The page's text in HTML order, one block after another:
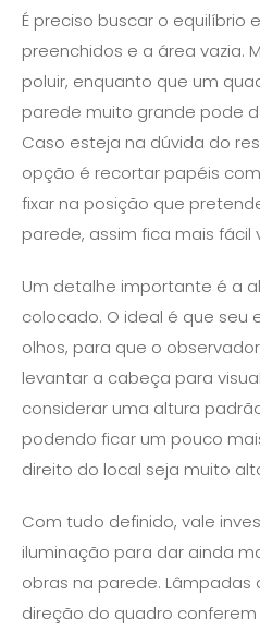
É preciso buscar o equilíbrio
preenchidos e a área vazia.
poluir, enquanto que um
parede muito grande pode
Caso esteja na dúvida do
opção é recortar papéis
fixar na posição que
parede, assim fica mais fácil
Um detalhe importante é a
colocado. O ideal é que seu
olhos, para que o
levantar a cabeça para
considerar uma altura
podendo ficar um pouco
direito do local seja muito
Com tudo definido, vale
iluminação para dar ainda
obras na parede. Lâmpadas
direção do quadro